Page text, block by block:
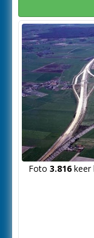
Foto 3.816keer